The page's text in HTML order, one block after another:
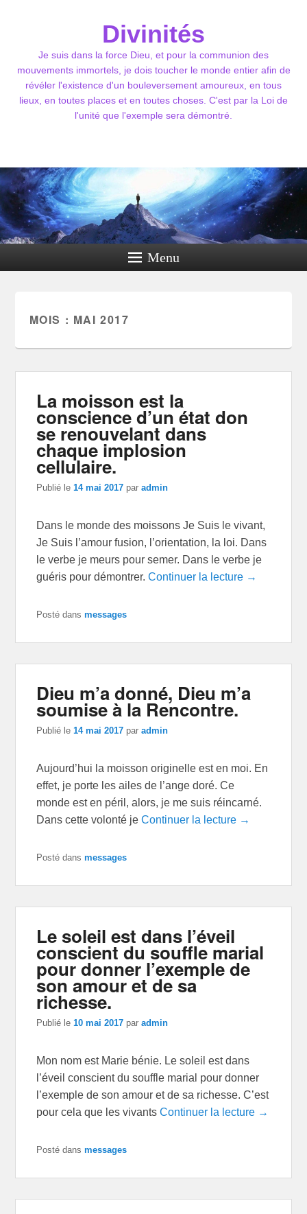
Divinités
Je suis dans la force Dieu, et pour la communion des
mouvements immortels, je dois toucher le monde entier afin de
révéler l'existence d'un bouleversement amoureux, en tous
lieux, en toutes places et en toutes choses. C'est par la Loi de
l'unité que l'exemple sera démontré.
Menu
MOIS : MAI 2017
La moisson est la
conscience d’un état don
se renouvelant dans
chaque implosion
cellulaire.
Publié le14 mai 2017 paradmin
Dans le monde des moissons Je Suis le vivant,
Je Suis l’amour fusion, l’orientation, la loi. Dans
le verbe je meurs pour semer. Dans le verbe je
guéris pour démontrer.Continuer la lecture →
Posté dans messages
Dieu m’a donné, Dieu m’a
soumise à la Rencontre.
Publié le14 mai 2017 paradmin
Aujourd’hui la moisson originelle est en moi. En
effet, je porte les ailes de l’ange doré. Ce
monde est en péril, alors, je me suis réincarné.
Dans cette volonté jeContinuer la lecture →
Posté dans messages
Le soleil est dans l’éveil
conscient du souffle marial
pour donner l’exemple de
son amour et de sa
richesse.
Publié le10 mai 2017 paradmin
Mon nom est Marie bénie. Le soleil est dans
l’éveil conscient du souffle marial pour donner
l’exemple de son amour et de sa richesse. C’est
pour cela que les vivantsContinuer la lecture →
Posté dans messages